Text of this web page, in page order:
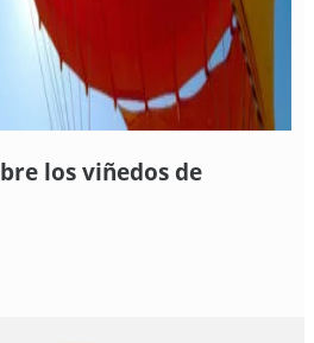
los viñedos de